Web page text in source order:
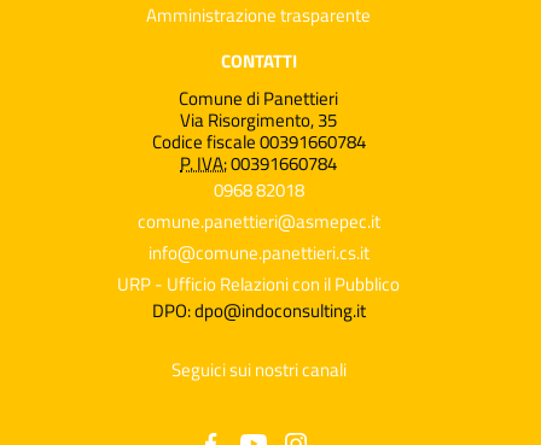
Amministrazione trasparente
CONTATTI
Comune di Panettieri
Via Risorgimento, 35
Codice fiscale 00391660784
P. IVA:00391660784
0968 82018
comune.panettieri@asmepec.it
info@comune.panettieri.cs.it
URP - Ufficio Relazioni con il Pubblico
DPO: dpo@indoconsulting.it
Seguici sui nostri canali